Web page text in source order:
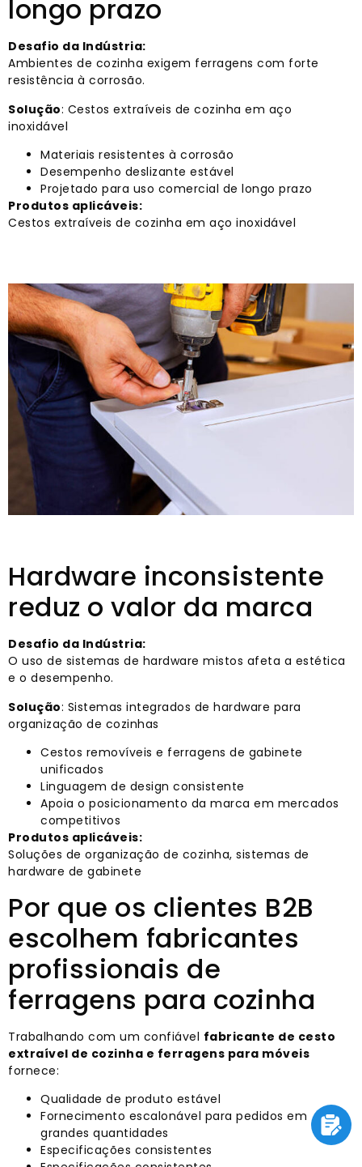
longo prazo
Desafio da Indústria:
Ambientes de cozinha exigem ferragens com forte
resistência à corrosão.
Solução: Cestos extraíveis de cozinha em aço
inoxidável
Materiais resistentes à corrosão
Desempenho deslizante estável
Projetado para uso comercial de longo prazo
Produtos aplicáveis:
Cestos extraíveis de cozinha em aço inoxidável
Hardware inconsistente
reduz o valor da marca
Desafio da Indústria:
O uso de sistemas de hardware mistos afeta a estética
e o desempenho.
Solução: Sistemas integrados de hardware para
organização de cozinhas
Cestos removíveis e ferragens de gabinete
unificados
Linguagem de design consistente
Apoia o posicionamento da marca em mercados
competitivos
Produtos aplicáveis:
Soluções de organização de cozinha, sistemas de
hardware de gabinete
Por que os clientes B2B
escolhem fabricantes
profissionais de
ferragens para cozinha
Trabalhando com um confiável fabricante de cesto
extraível de cozinha e ferragens para móveis
fornece:
Qualidade de produto estável
Fornecimento escalonável para pedidos em
grandes quantidades
Especificações consistentes